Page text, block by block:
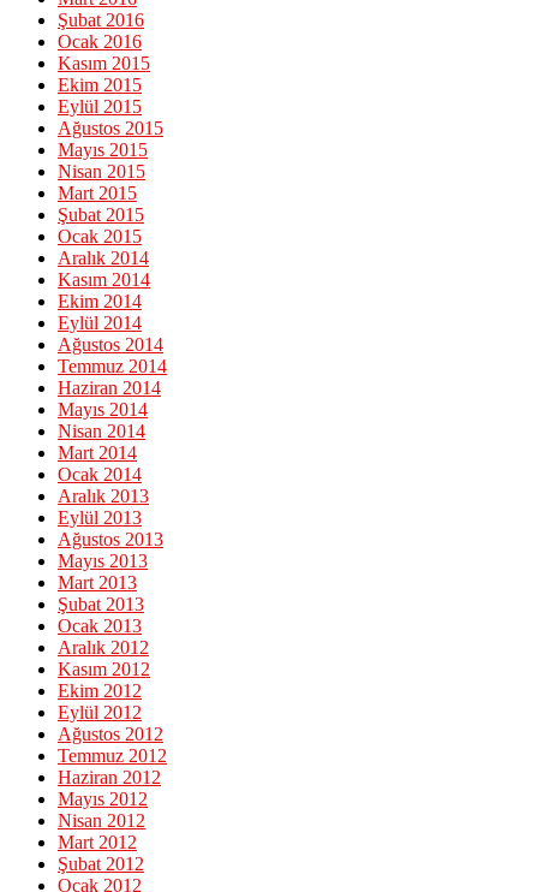
Şubat 2016
Ocak 2016
Kasım 2015
Ekim 2015
Eylül 2015
Ağustos 2015
Mayıs 2015
Nisan 2015
Mart 2015
Şubat 2015
Ocak 2015
Aralık 2014
Kasım 2014
Ekim 2014
Eylül 2014
Ağustos 2014
Temmuz 2014
Haziran 2014
Mayıs 2014
Nisan 2014
Mart 2014
Ocak 2014
Aralık 2013
Eylül 2013
Ağustos 2013
Mayıs 2013
Mart 2013
Şubat 2013
Ocak 2013
Aralık 2012
Kasım 2012
Ekim 2012
Eylül 2012
Ağustos 2012
Temmuz 2012
Haziran 2012
Mayıs 2012
Nisan 2012
Mart 2012
Şubat 2012
Ocak 2012